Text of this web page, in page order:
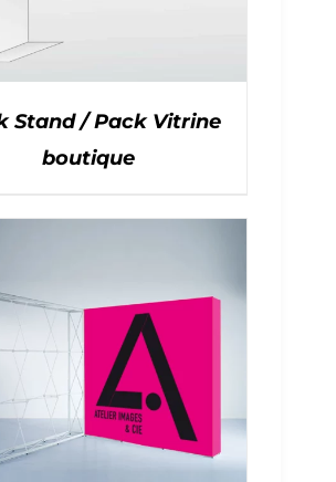
Stand / Pack Vitrine
boutique